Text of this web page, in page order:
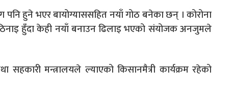
हुने भएर बायोग्याससहित नयाँ गोठ बनेका छन् । कोरोना
हुँदा केही नयाँ बनाउन ढिलाइ भएको संयोजक अनजुमले
सहकारी मन्त्रालयले ल्याएको किसानमैत्री कार्यक्रम रहेको